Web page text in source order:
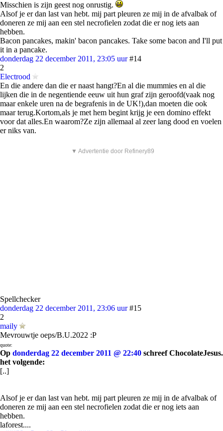
Misschien is zijn geest nog onrustig.
Alsof je er dan last van hebt. mij part pleuren ze mij in de afvalbak of
doneren ze mij aan een stel necrofielen zodat die er nog iets aan
hebben.
Bacon pancakes, makin' bacon pancakes. Take some bacon and I'll put
it in a pancake.
donderdag 22 december 2011, 23:05 uur #14
2
Electrood
En die andere dan die er naast hangt?En al die mummies en al die
lijken die in de negentiende eeuw uit hun graf zijn geroofd(vaak nog
maar enkele uren na de begrafenis in de UK!),dan moeten die ook
maar terug.Kortom,als je met hem begint krijg je een domino effekt
voor dat alles.En waarom?Ze zijn allemaal al zeer lang dood en voelen
er niks van.
▼ Advertentie door Refinery89
Spellchecker
donderdag 22 december 2011, 23:06 uur #15
2
maily
Mevrouwtje oeps/B.U.2022 :P
quote:
Op donderdag 22 december 2011 @ 22:40 schreef ChocolateJesus.
het volgende:
[..]
Alsof je er dan last van hebt. mij part pleuren ze mij in de afvalbak of
doneren ze mij aan een stel necrofielen zodat die er nog iets aan
hebben.
laforest....